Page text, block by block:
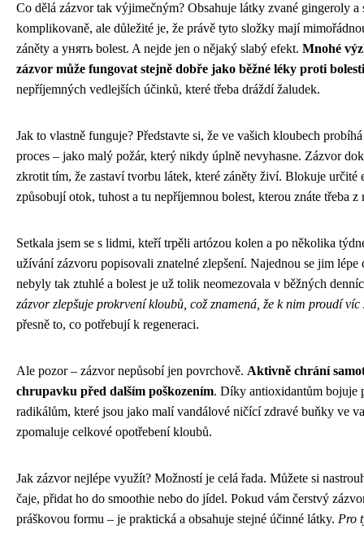
Co dělá zázvor tak výjimečným? Obsahuje látky zvané gingeroly a
komplikovaně, ale důležité je, že právě tyto složky mají
záněty a унять bolest. A nejde jen o nějaký slabý efekt. Mnohé
zázvor může fungovat stejně dobře jako běžné léky proti bolesti
nepříjemných vedlejších účinků, které třeba dráždí žaludek.
Jak to vlastně funguje? Představte si, že ve vašich kloubech
proces – jako malý požár, který nikdy úplně nevyhasne. Zázvor
zkrotit tím, že zastaví tvorbu látek, které záněty živí. Blokuje určité
způsobují otok, tuhost a tu nepříjemnou bolest, kterou znáte třeba z
Setkala jsem se s lidmi, kteří trpěli artózou kolen a po několika
užívání zázvoru popisovali znatelné zlepšení. Najednou se jim
nebyly tak ztuhlé a bolest je už tolik neomezovala v běžných
zázvor zlepšuje prokrvení kloubů, což znamená, že k nim proudí
přesně to, co potřebují k regeneraci.
Ale pozor – zázvor nepůsobí jen povrchově. Aktivně chrání
chrupavku před dalším poškozením. Díky antioxidantům bojuje
radikálům, které jsou jako malí vandálové ničící zdravé buňky ve
zpomaluje celkové opotřebení kloubů.
Jak zázvor nejlépe využít? Možností je celá řada. Můžete si
čaje, přidat ho do smoothie nebo do jídel. Pokud vám čerstvý
práškovou formu – je praktická a obsahuje stejné účinné látky. Pro